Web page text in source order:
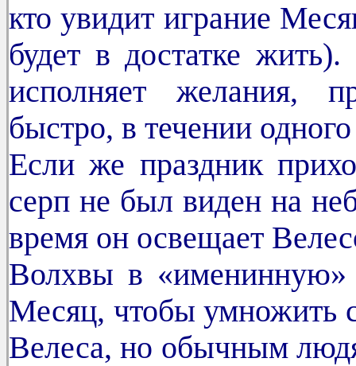
кто увидит играние
будет в достатке
исполняет желания,
быстро, в течении
Если же праздник
серп не был виден на
время он освещает
Волхвы в «именинную»
Месяц, чтобы умножить
Велеса, но обычным